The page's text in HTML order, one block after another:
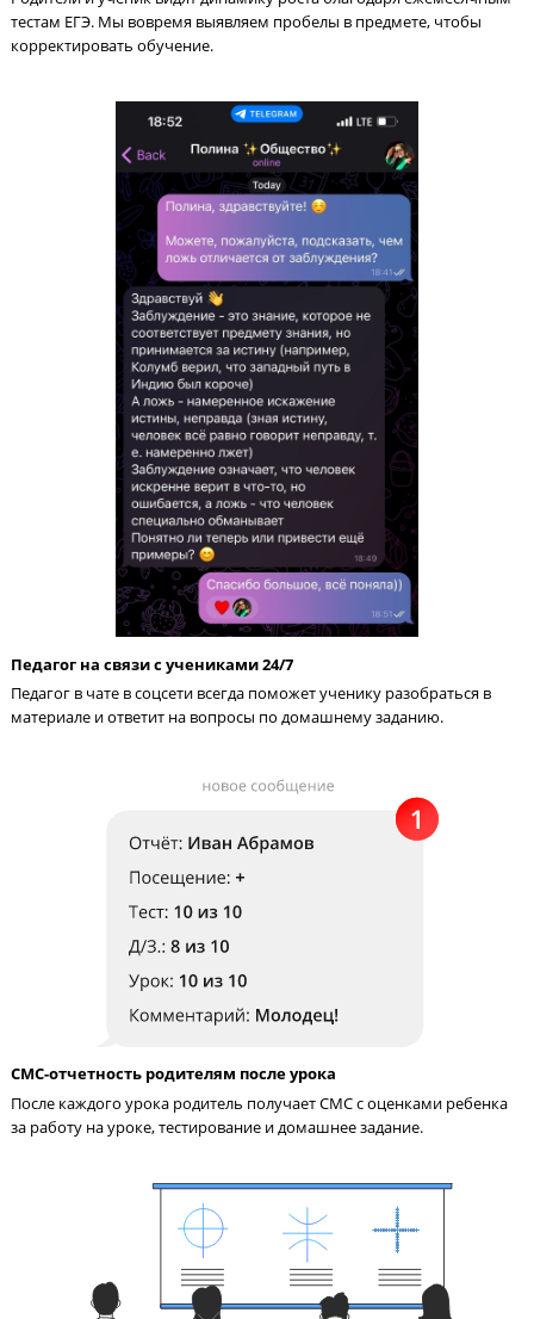
Контроль процесса обучения – залог 80+
ЕГЭ по физике
Каждый месяц пробный ЕГЭ
Родители и ученик видят динамику роста благодаря